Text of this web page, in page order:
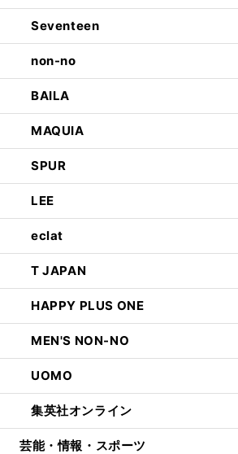
Seventeen
non-no
BAILA
MAQUIA
SPUR
LEE
eclat
T JAPAN
HAPPY PLUS ONE
MEN'S NON-NO
UOMO
集英社オンライン
芸能・情報・スポーツ